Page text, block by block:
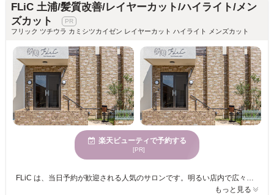
FLiC 土浦/髪質改善/レイヤーカット/ハイライト/メン
ズカット
フリック ツチウラ カミシツカイゼン レイヤーカット ハイライト メンズカット
楽天ビューティで予約する
[PR]
FLiC は、当日予約が歓迎される人気のサロンです。明るい店内で広々とした雰囲気は心地よさを提供し、多様な年齢層のお客様が訪れています。特に髪質改善とデザインカラーを同時に施すことができ、理想の色味や透明感とともに、柔らかくツヤのある髪へ導きます。経験豊富なスタッフが集い、信頼される薬剤を選択しているため、未来の髪質まで考慮したケアが受けられます。あなたの髪の悩み、ぜひご相談ください。FLiC 土浦で、自分らしい美しさを手に入れましょう。
もっと見る